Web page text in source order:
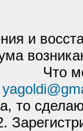
и
Что
то